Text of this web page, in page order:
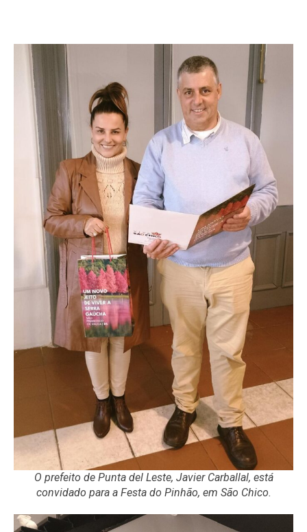
O prefeito de Punta del Leste, Javier Carballal, está
convidado para a Festa do Pinhão, em São Chico.